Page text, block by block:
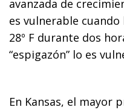
avanzada de
es vulnerable
28º F durante dos
“espigazón” lo es
En Kansas, el mayor